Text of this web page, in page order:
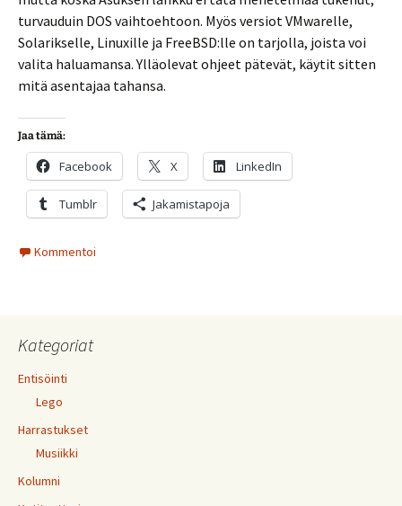
turvauduin DOS vaihtoehtoon. Myös versiot VMwarelle,
Solarikselle, Linuxille ja FreeBSD:lle on tarjolla, joista voi
valita haluamansa. Ylläolevat ohjeet pätevät, käytit sitten
mitä asentajaa tahansa.
Jaa tämä:
Facebook X LinkedIn
Tumblr Jakamistapoja
Kommentoi
Kategoriat
Entisöinti
Lego
Harrastukset
Musiikki
Kolumni